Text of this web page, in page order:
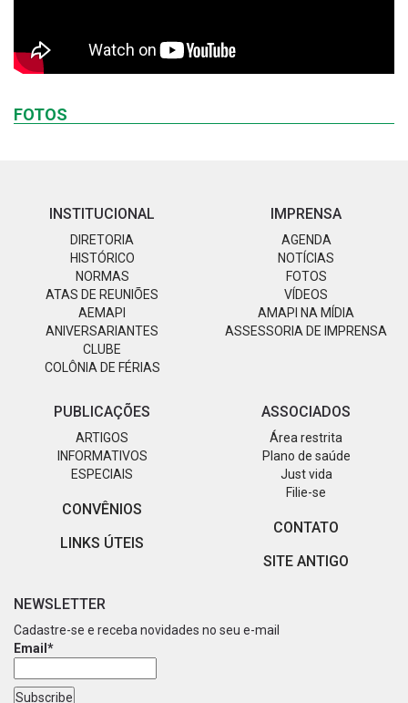
FOTOS
INSTITUCIONAL
DIRETORIA
HISTÓRICO
NORMAS
ATAS DE REUNIÕES
AEMAPI
ANIVERSARIANTES
CLUBE
COLÔNIA DE FÉRIAS
IMPRENSA
AGENDA
NOTÍCIAS
FOTOS
VÍDEOS
AMAPI NA MÍDIA
ASSESSORIA DE IMPRENSA
PUBLICAÇÕES
ARTIGOS
INFORMATIVOS
ESPECIAIS
CONVÊNIOS
LINKS ÚTEIS
ASSOCIADOS
Área restrita
Plano de saúde
Just vida
Filie-se
CONTATO
SITE ANTIGO
NEWSLETTER
Cadastre-se e receba novidades no seu e-mail
Email*